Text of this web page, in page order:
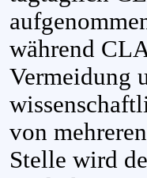
während
Vermeidung
von
Stelle wird